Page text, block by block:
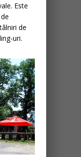
Este
de
uri.